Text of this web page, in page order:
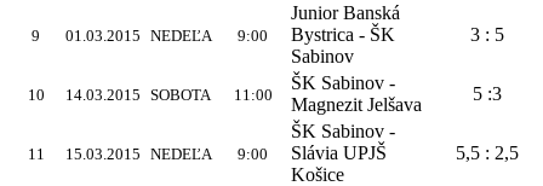
9 01.03.2015 NEDEĽA 9:00
Junior Banská
Bystrica - ŠK
Sabinov
3 : 5
10 14.03.2015 SOBOTA 11:00
ŠK Sabinov -
Magnezit Jelšava
5 :3
11 15.03.2015 NEDEĽA 9:00
ŠK Sabinov -
Slávia UPJŠ
Košice
5,5 : 2,5